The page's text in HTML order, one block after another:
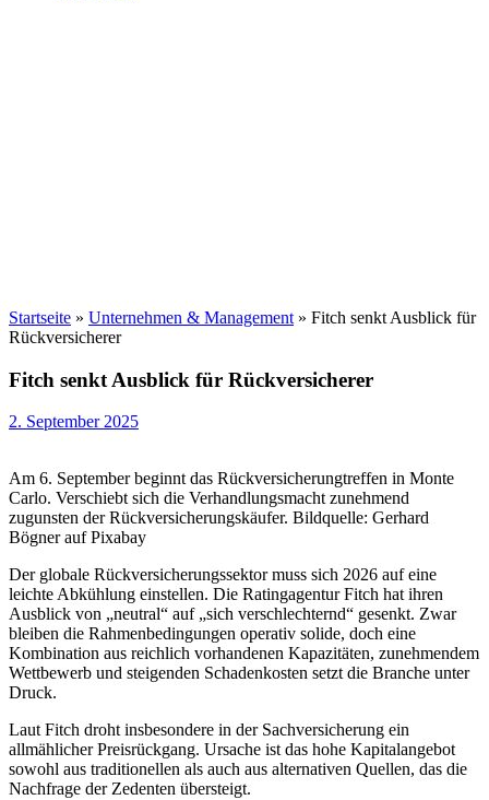
Startseite » Unternehmen & Management » Fitch senkt Ausblick für
Rückversicherer
Fitch senkt Ausblick für Rückversicherer
2. September 2025
Am 6. September beginnt das Rückversicherungtreffen in Monte
Carlo. Verschiebt sich die Verhandlungsmacht zunehmend
zugunsten der Rückversicherungskäufer. Bildquelle: Gerhard
Bögner auf Pixabay
Der globale Rückversicherungssektor muss sich 2026 auf eine
leichte Abkühlung einstellen. Die Ratingagentur Fitch hat ihren
Ausblick von „neutral“ auf „sich verschlechternd“ gesenkt. Zwar
bleiben die Rahmenbedingungen operativ solide, doch eine
Kombination aus reichlich vorhandenen Kapazitäten, zunehmendem
Wettbewerb und steigenden Schadenkosten setzt die Branche unter
Druck.
Laut Fitch droht insbesondere in der Sachversicherung ein
allmählicher Preisrückgang. Ursache ist das hohe Kapitalangebot
sowohl aus traditionellen als auch aus alternativen Quellen, das die
Nachfrage der Zedenten übersteigt.